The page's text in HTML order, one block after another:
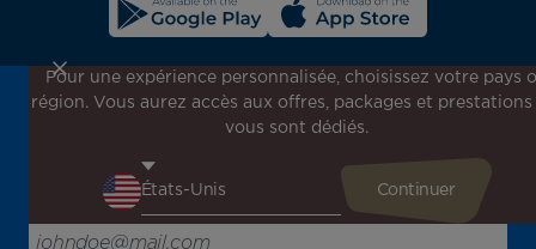
Inscrivez-vous à notre newsletter !
Recevez en avant-première toutes nos offres spéciales et
l'inspiration pour votre prochain voyage !
Saisissez votre adresse e-mail ici
Pour une expérience personnalisée, choisissez votre pays
région. Vous aurez accès aux offres, packages et prestations
vous sont dédiés.